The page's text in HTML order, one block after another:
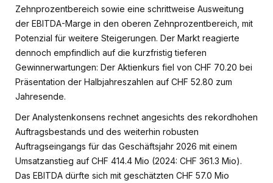
Zehnprozentbereich sowie eine schrittweise Ausweitung
der EBITDA-Marge in den oberen Zehnprozentbereich, mit
Potenzial für weitere Steigerungen. Der Markt reagierte
dennoch empfindlich auf die kurzfristig tieferen
Gewinnerwartungen: Der Aktienkurs fiel von CHF 70.20 bei
Präsentation der Halbjahreszahlen auf CHF 52.80 zum
Jahresende.
Der Analystenkonsens rechnet angesichts des rekordhohen
Auftragsbestands und des weiterhin robusten
Auftragseingangs für das Geschäftsjahr 2026 mit einem
Umsatzanstieg auf CHF 414.4 Mio (2024: CHF 361.3 Mio).
Das EBITDA dürfte sich mit geschätzten CHF 57.0 Mio